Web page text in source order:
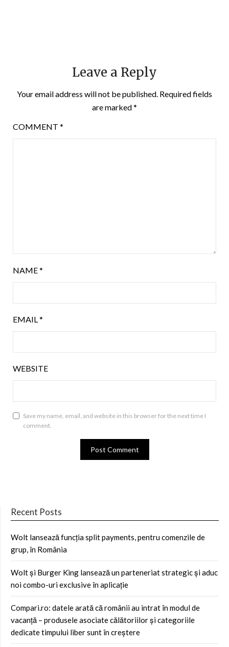
Leave a Reply
Your email address will not be published. Required fields
are marked*
COMMENT *
NAME*
EMAIL*
WEBSITE
Save my name, email, and website in this browser for the next time I
comment.
Recent Posts
Wolt lansează funcția split payments, pentru comenzile de
grup, în România
Wolt și Burger King lansează un parteneriat strategic și aduc
noi combo-uri exclusive în aplicație
Compari.ro: datele arată că românii au intrat în modul de
vacanță – produsele asociate călătoriilor și categoriile
dedicate timpului liber sunt în creștere